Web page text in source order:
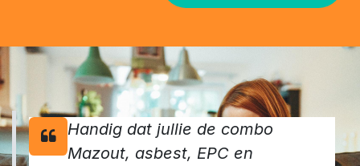
Handig dat jullie de combo
Mazout, asbest, EPC en